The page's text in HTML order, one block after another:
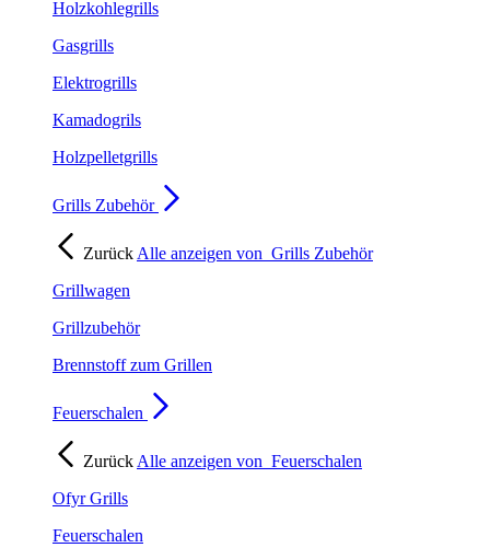
Holzkohlegrills
Gasgrills
Elektrogrills
Kamadogrils
Holzpelletgrills
Grills Zubehör
Zurück Alle anzeigen von Grills Zubehör
Grillwagen
Grillzubehör
Brennstoff zum Grillen
Feuerschalen
Zurück Alle anzeigen von Feuerschalen
Ofyr Grills
Feuerschalen